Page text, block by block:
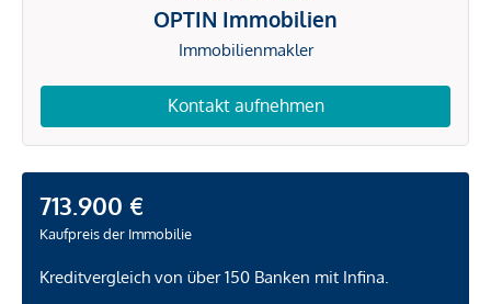
OPTIN Immobilien
Immobilienmakler
Kontakt aufnehmen
713.900 €
Kaufpreis der Immobilie
Kreditvergleich von über 150 Banken mit Infina.